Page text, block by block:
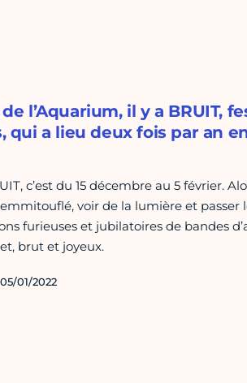
l’Aquarium, il y a BRUIT,
qui a lieu deux fois par an
c’est du 15 décembre au 5 février.
voir de la lumière et
furieuses et jubilatoires de bandes
brut et joyeux.
01/2022